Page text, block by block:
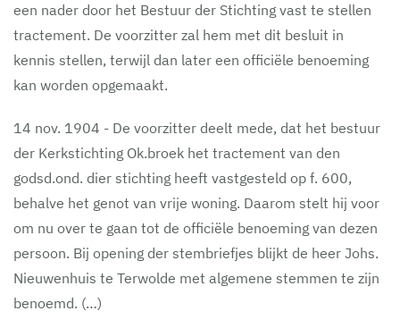
een nader door het Bestuur der Stichting vast te stellen
tractement. De voorzitter zal hem met dit besluit in
kennis stellen, terwijl dan later een officiële benoeming
kan worden opgemaakt.
14 nov. 1904 - De voorzitter deelt mede, dat het bestuur
der Kerkstichting Ok.broek het tractement van den
godsd.ond. dier stichting heeft vastgesteld op f. 600,
behalve het genot van vrije woning. Daarom stelt hij voor
om nu over te gaan tot de officiële benoeming van dezen
persoon. Bij opening der stembriefjes blijkt de heer Johs.
Nieuwenhuis te Terwolde met algemene stemmen te zijn
benoemd. (…)